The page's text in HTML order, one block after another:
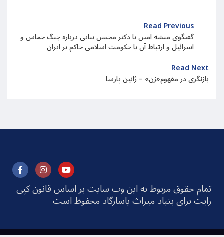
Read Previous
گفتگوی منشه امین با دکتر محسن بنایی درباره جنگ حماس و
اسرائیل و ارتباط آن با حکومت اسلامی حاکم بر ایران
Read Next
بازنگری در مفهوم«زن» – ژانین پارسا
تمام حقوق مربوط به این وب سایت بر اساس قانون کپی
رایت برای بنیاد میراث پاسارگاد محفوظ است